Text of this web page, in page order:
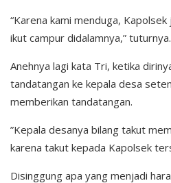
“Karena kami menduga,
ikut campur didalamnya,” tuturnya.
Anehnya lagi kata Tri, ketika
tandatangan ke kepala desa
memberikan tandatangan.
”Kepala desanya bilang takut
karena takut kepada Kapolsek
Disinggung apa yang menjadi